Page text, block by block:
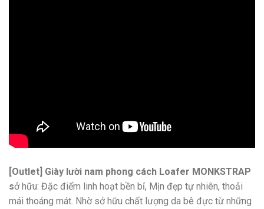
[Outlet] Giày lười nam phong cách Loafer MONKSTRAP
sở hữu: Đặc điểm linh hoạt bền bỉ, Mịn đẹp tự nhiên, thoải
mái thoáng mát. Nhờ sở hữu chất lượng da bê đực từ những